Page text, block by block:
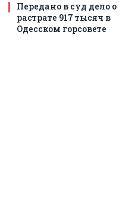
Передано в суд дело о
растрате 917 тысяч в
Одесском горсовете